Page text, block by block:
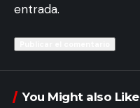
entrada.
You Might also Like